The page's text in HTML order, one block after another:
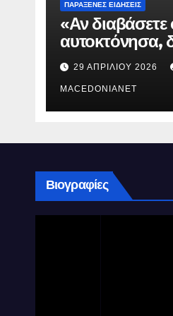
ΠΑΡΆΞΕΝΕΣ ΕΙΔΉΣΕΙΣ
«Αν διαβάσετε
αυτοκτόνησα,
συνέβη»
29 ΑΠΡΙΛΊΟΥ 2026
MACEDONIANET
Βιογραφίες